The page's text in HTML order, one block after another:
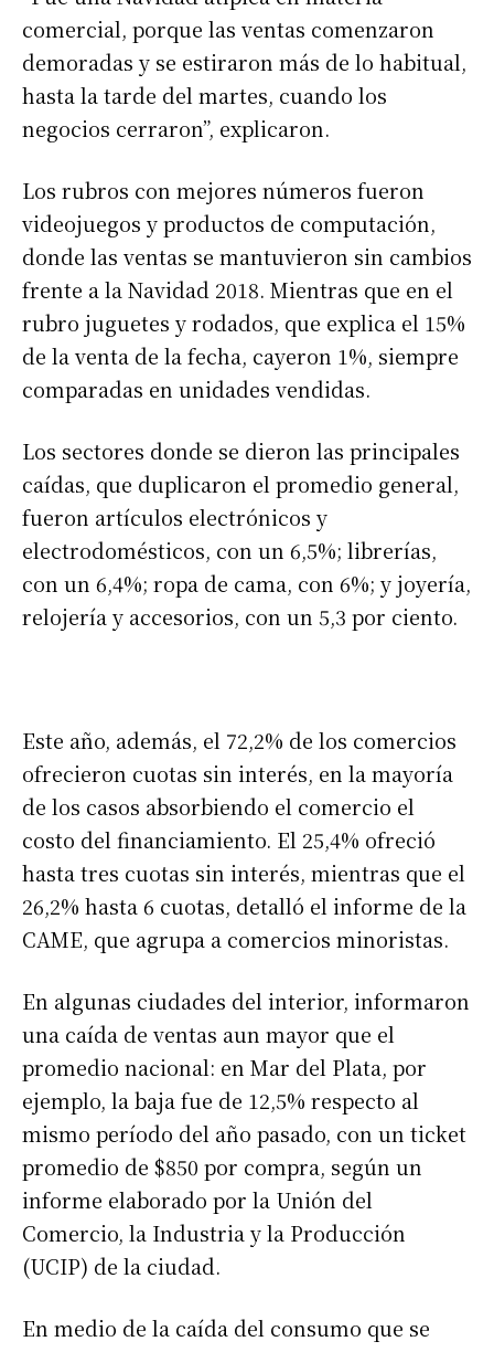
comercial, porque las ventas comenzaron
demoradas y se estiraron más de lo habitual,
hasta la tarde del martes, cuando los
negocios cerraron”, explicaron.
Los rubros con mejores números fueron
videojuegos y productos de computación,
donde las ventas se mantuvieron sin cambios
frente a la Navidad 2018. Mientras que en el
rubro juguetes y rodados, que explica el 15%
de la venta de la fecha, cayeron 1%, siempre
comparadas en unidades vendidas.
Los sectores donde se dieron las principales
caídas, que duplicaron el promedio general,
fueron artículos electrónicos y
electrodomésticos, con un 6,5%; librerías,
con un 6,4%; ropa de cama, con 6%; y joyería,
relojería y accesorios, con un 5,3 por ciento.
Este año, además, el 72,2% de los comercios
ofrecieron cuotas sin interés, en la mayoría
de los casos absorbiendo el comercio el
costo del financiamiento. El 25,4% ofreció
hasta tres cuotas sin interés, mientras que el
26,2% hasta 6 cuotas, detalló el informe de la
CAME, que agrupa a comercios minoristas.
En algunas ciudades del interior, informaron
una caída de ventas aun mayor que el
promedio nacional: en Mar del Plata, por
ejemplo, la baja fue de 12,5% respecto al
mismo período del año pasado, con un ticket
promedio de $850 por compra, según un
informe elaborado por la Unión del
Comercio, la Industria y la Producción
(UCIP) de la ciudad.
En medio de la caída del consumo que se